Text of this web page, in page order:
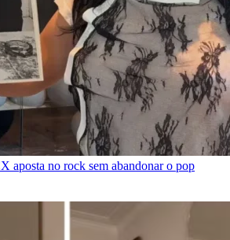
aposta no rock sem abandonar o pop